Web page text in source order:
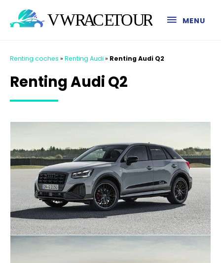
MENU
Renting coches » Renting Audi » Renting Audi Q2
Renting Audi Q2